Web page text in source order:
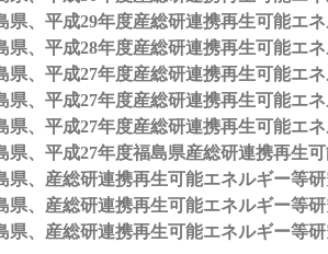
県、平成29年度産総研連携再生可能エ
県、平成28年度産総研連携再生可能エ
県、平成27年度産総研連携再生可能エ
県、平成27年度産総研連携再生可能エ
県、平成27年度産総研連携再生可能エ
県、平成27年度福島県産総研連携再生
県、産総研連携再生可能エネルギー等
県、産総研連携再生可能エネルギー等
県、産総研連携再生可能エネルギー等